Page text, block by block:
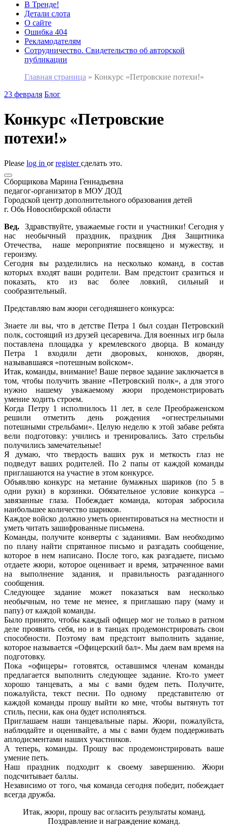
В Тренде!
Детали слота
О сайте
Ошибка 404
Рекламодателям
Сотрудничество. Свидетельство об авторской
публикации
Главная страница » Конкурс «Петровские потехи!»
23 февраля Блог
Конкурс «Петровские
потехи!»
Please log in orregisterсделать это.
Cборщикова Марина Геннадьевна
педагог-организатор в МОУ ДОД
Городской центр дополнительного образования детей
г. Обь Новосибирской области
Вед. Здравствуйте, уважаемые гости и участники! Сегодня у
нас необычный праздник, праздник Дня Защитника
Отечества, наше мероприятие посвящено и мужеству, и
героизму.
Сегодня вы разделились на несколько команд, в состав
которых входят ваши родители. Вам предстоит сразиться и
показать, кто из вас более ловкий, сильный и
сообразительный.
Представляю вам жюри сегодняшнего конкурса:
Знаете ли вы, что в детстве Петра 1 был создан Петровский
полк, состоящий из друзей цесаревича. Для военных игр была
поставлена площадка у кремлевского дворца. В команду
Петра 1 входили дети дворовых, конюхов, дворян,
называвшаяся «потешным войском».
Итак, команды, внимание! Ваше первое задание заключается в
том, чтобы получить звание «Петровский полк», а для этого
нужно нашему уважаемому жюри продемонстрировать
умение ходить строем.
Когда Петру 1 исполнилось 11 лет, в селе Преображенском
решили отметить день рождения «огнестрельными
потешными стрельбами». Целую неделю к этой забаве ребята
вели подготовку: учились и тренировались. Зато стрельбы
получились замечательные!
Я думаю, что твердость ваших рук и меткость глаз не
подведут ваших родителей. По 2 папы от каждой команды
приглашаются на участие в этом конкурсе.
Объявляю конкурс на метание бумажных шариков (по 5 в
одни руки) в корзинки. Обязательное условие конкурса –
завязанные глаза. Побеждает команда, которая забросила
наибольшее количество шариков.
Каждое войско должно уметь ориентироваться на местности и
уметь читать зашифрованные письмена.
Команды, получите конверты с заданиями. Вам необходимо
по плану найти спрятанное письмо и разгадать сообщение,
которое в нем написано. После того, как разгадаете, письмо
отдаете жюри, которое оценивает и время, затраченное вами
на выполнение задания, и правильность разгаданного
сообщения.
Следующее задание может показаться вам несколько
необычным, но теме не менее, я приглашаю пару (маму и
папу) от каждой команды.
Было принято, чтобы каждый офицер мог не только в ратном
деле проявить себя, но и в танцах продемонстрировать свои
способности. Поэтому вам предстоит выполнить задание,
которое называется «Офицерский бал». Мы даем вам время на
подготовку.
Пока «офицеры» готовятся, оставшимся членам команды
предлагается выполнить следующее задание. Кто-то умеет
хорошо танцевать, а мы с вами будем петь. Получите,
пожалуйста, текст песни. По одному представителю от
каждой команды прошу выйти ко мне, чтобы вытянуть тот
стиль, песни, как она будет исполняться.
Приглашаем наши танцевальные пары. Жюри, пожалуйста,
наблюдайте и оценивайте, а мы с вами будем поддерживать
аплодисментами наших участников.
А теперь, команды. Прошу вас продемонстрировать ваше
умение петь.
Наш праздник подходит к своему завершению. Жюри
подсчитывает баллы.
Независимо от того, чья команда сегодня победит, побеждает
всегда дружба.
Итак, жюри, прошу вас огласить результаты команд.
Поздравление и награждение команд.